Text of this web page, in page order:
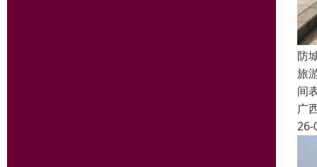
防
旅
间
广
26-